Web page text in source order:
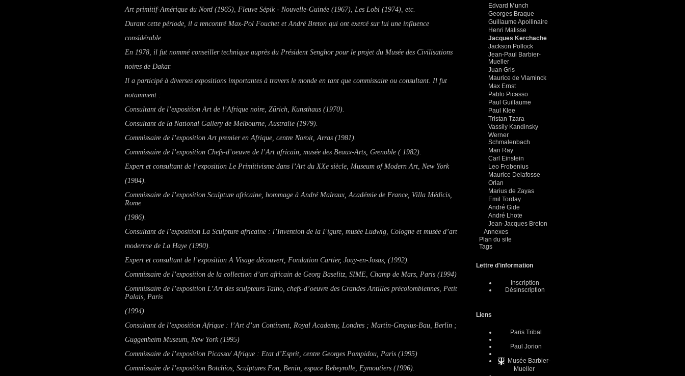
Art primitif-Amérique du Nord (1965), Fleuve Sépik - Nouvelle-Guinée (1967), Les Lobi (1974), etc.
Durant cette période, il a rencontré Max-Pol Fouchet et André Breton qui ont exercé sur lui une influence
considérable.
En 1978, il fut nommé conseiller technique auprès du Président Senghor pour le projet du Musée des Civilisations
noires de Dakar.
Il a participé à diverses expositions importantes à travers le monde en tant que commissaire ou consultant. Il fut
notamment :
Consultant de l’expositionArt de l’Afrique noire, Zürich, Kunsthaus (1970).
Consultant de la National Gallery de Melbourne, Australie (1979).
Commissaire de l’expositionArt premier en Afrique, centre Noroit, Arras (1981).
Commissaire de l’exposition Chefs-d’oeuvre de l’Art africain, musée des Beaux-Arts, Grenoble ( 1982).
Expert et consultant de l’exposition Le Primitivisme dans l’Art du XXe siècle, Museum of Modern Art, New York
(1984).
Commissaire de l’exposition Sculpture africaine, hommage à André Malraux, Académie de France, Villa Médicis,
Rome
(1986).
Consultant de l’exposition La Sculpture africaine : l’Invention de la Figure, musée Ludwig, Cologne et musée d’art
moderrne de La Haye (1990).
Expert et consultant de l’expositionA Visage découvert, Fondation Cartier, Jouy-en-Josas, (1992).
Commissaire de l’exposition de la collection d’art africain de Georg Baselitz, SIME, Champ de Mars, Paris (1994)
Commissaire de l’exposition L’Art des sculpteurs Taino, chefs-d’oeuvre des Grandes Antilles précolombiennes, Petit
Palais, Paris
(1994)
Consultant de l’expositionAfrique : l’Art d’un Continent, Royal Academy, Londres ; Martin-Gropius-Bau, Berlin ;
Guggenheim Museum, New York (1995)
Commissaire de l’exposition Picasso/ Afrique : Etat d’Esprit, centre Georges Pompidou, Paris (1995)
Commissaire de l’exposition Botchios, Sculptures Fon, Benin, espace Rebeyrolle, Eymoutiers (1996).
Edvard Munch
Georges Braque
Guillaume Apollinaire
Henri Matisse
Jacques Kerchache
Jackson Pollock
Jean-Paul Barbier-
Mueller
Juan Gris
Maurice de Vlaminck
Max Ernst
Pablo Picasso
Paul Guillaume
Paul Klee
Tristan Tzara
Vassily Kandinsky
Werner
Schmalenbach
Man Ray
Carl Einstein
Leo Frobenius
Maurice Delafosse
Orlan
Marius de Zayas
Emil Torday
André Gide
André Lhote
Jean-Jacques Breton
Annexes
Plan du site
Tags
Lettre d'information
Inscription
Désinscription
Liens
Paris Tribal
Paul Jorion
Musée Barbier-
Mueller